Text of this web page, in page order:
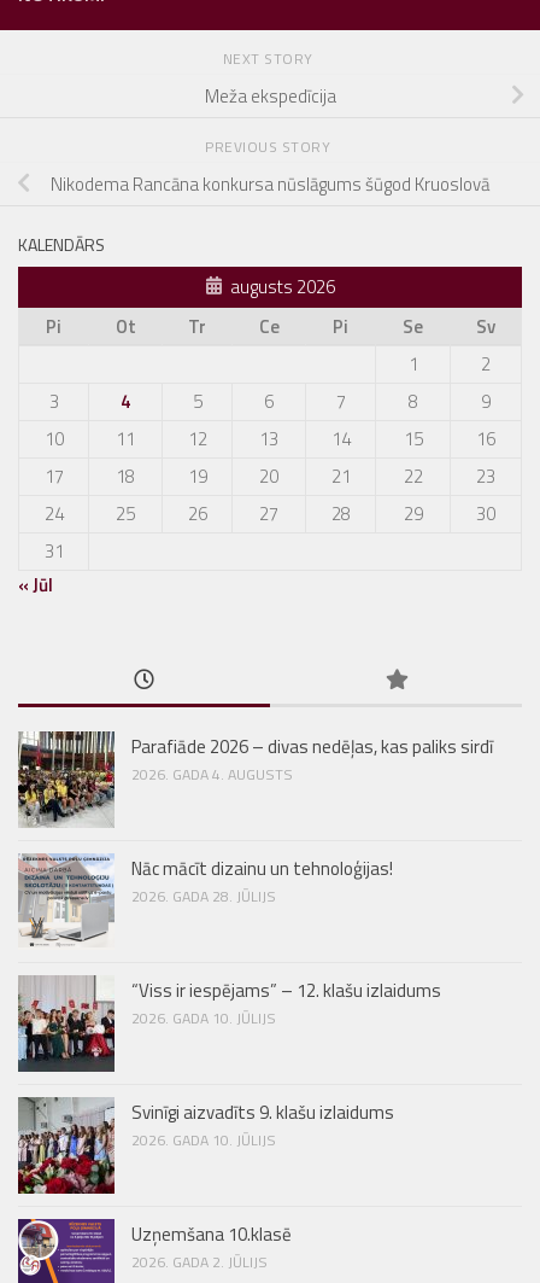
NEXT STORY
Meža ekspedīcija
PREVIOUS STORY
Nikodema Rancāna konkursa nūslāgums šūgod Kruoslovā
KALENDĀRS
augusts 2026
Pi
Ot Tr Ce Pi Se
Sv
1
2
3
4 5 6 7 8
9
10
11 12 13 14 15
16
17
18 19 20 21 22
23
24
25 26 27 28 29
30
31
« Jūl
Parafiāde 2026 – divas nedēļas, kas paliks sirdī
2026. GADA 4. AUGUSTS
Nāc mācīt dizainu un tehnoloģijas!
2026. GADA 28. JŪLIJS
“Viss ir iespējams” – 12. klašu izlaidums
2026. GADA 10. JŪLIJS
Svinīgi aizvadīts 9. klašu izlaidums
2026. GADA 10. JŪLIJS
Uzņemšana 10.klasē
2026. GADA 2. JŪLIJS